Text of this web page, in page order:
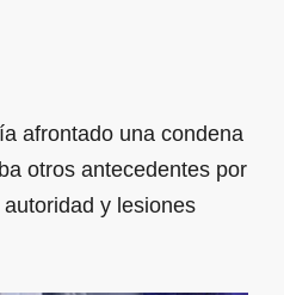
afrontado una condena
otros antecedentes por
y lesiones